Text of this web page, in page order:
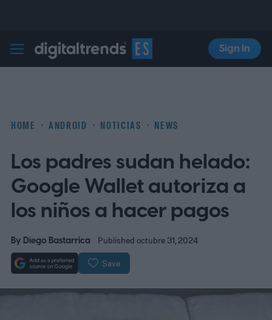
Digital Trends Español
Sign In
HOME ANDROID NOTICIAS NEWS
Los padres sudan helado:
Google Wallet autoriza a
los niños a hacer pagos
By Diego Bastarrica Published octubre 31, 2024
Save